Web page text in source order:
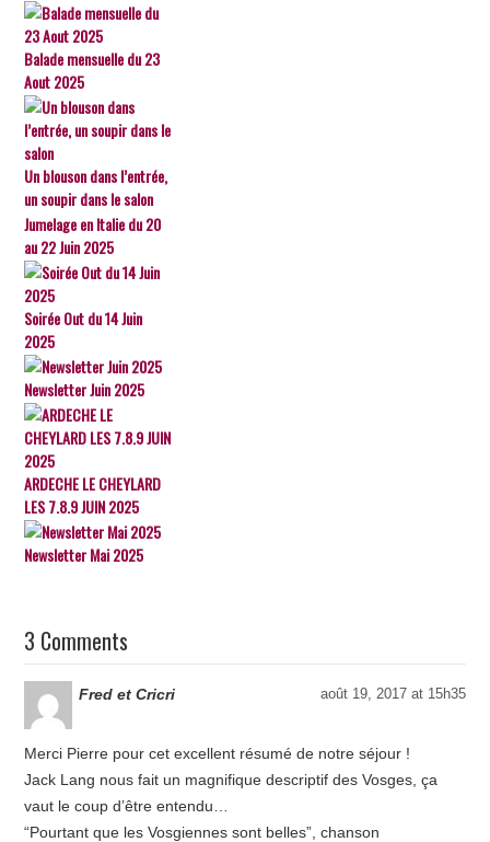
Balade mensuelle du 23
Aout 2025
Un blouson dans l’entrée,
un soupir dans le salon
Jumelage en Italie du 20
au 22 Juin 2025
Soirée Out du 14 Juin
2025
Newsletter Juin 2025
ARDECHE LE CHEYLARD
LES 7.8.9 JUIN 2025
Newsletter Mai 2025
3 Comments
Fred et Cricri août 19, 2017 at 15h35
Merci Pierre pour cet excellent résumé de notre séjour !
Jack Lang nous fait un magnifique descriptif des Vosges, ça
vaut le coup d’être entendu…
“Pourtant que les Vosgiennes sont belles”, chanson